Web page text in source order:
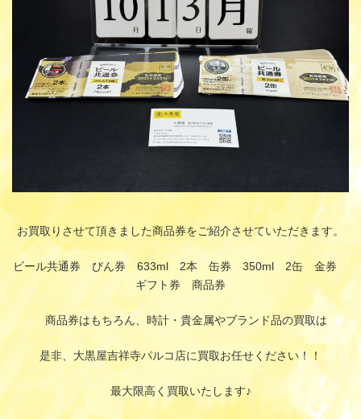
お買取りさせて頂きました商品券をご紹介させていただきます。
ビール共通券 びん券 633ml 2本 缶券 350ml 2缶 金券
ギフト券 商品券
商品券はもちろん、時計・貴金属やブランド品の買取は
是非、大黒屋吉祥寺パルコ店に買取お任せください！！
最大限高く買取いたします♪